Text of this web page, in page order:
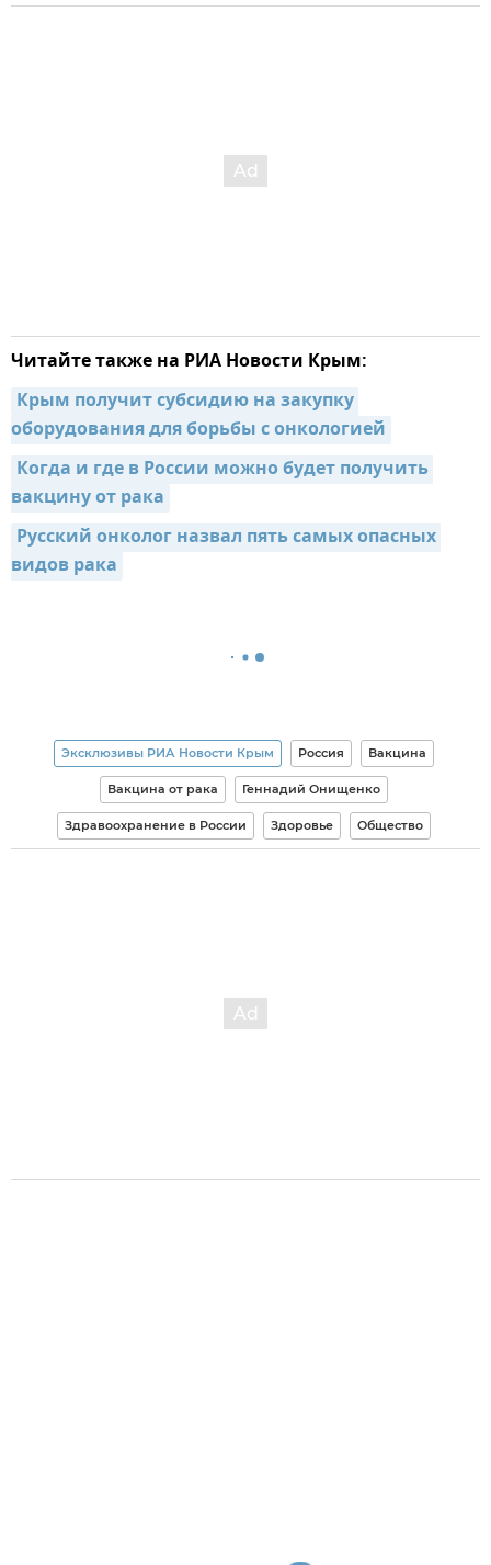
Читайте также на РИА Новости Крым:
Крым получит субсидию на закупку
оборудования для борьбы с онкологией
Когда и где в России можно будет получить
вакцину от рака
Русский онколог назвал пять самых опасных
видов рака
Эксклюзивы РИА Новости Крым Россия Вакцина
Вакцина от рака Геннадий Онищенко
Здравоохранение в России Здоровье Общество